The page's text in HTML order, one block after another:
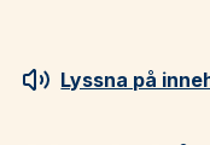
Lyssna på